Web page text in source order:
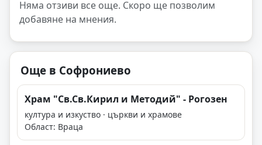
Няма отзиви все още. Скоро ще позволим
добавяне на мнения.
Още в Софрониево
Храм "Св.Св.Кирил и Методий" - Рогозен
култура и изкуство · църкви и храмове
Област: Враца